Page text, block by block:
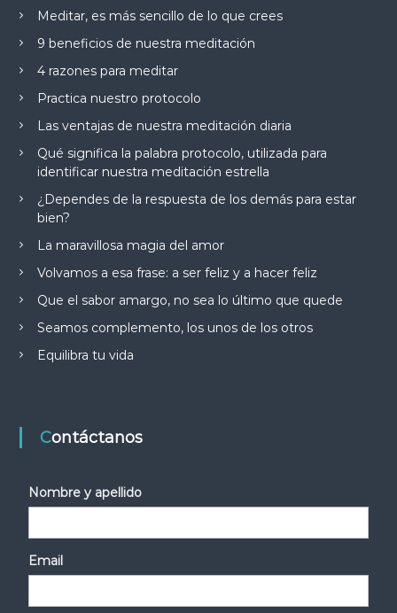
Meditar, es más sencillo de lo que crees
9 beneficios de nuestra meditación
4 razones para meditar
Practica nuestro protocolo
Las ventajas de nuestra meditación diaria
Qué significa la palabra protocolo, utilizada para
identificar nuestra meditación estrella
¿Dependes de la respuesta de los demás para estar
bien?
La maravillosa magia del amor
Volvamos a esa frase: a ser feliz y a hacer feliz
Que el sabor amargo, no sea lo último que quede
Seamos complemento, los unos de los otros
Equilibra tu vida
Contáctanos
Nombre y apellido
Email